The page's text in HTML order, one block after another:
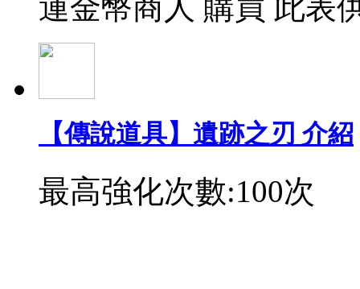
運金幣商人 購買 此表
【傳說道具】遺跡之刃 介紹
最高強化次數:100次